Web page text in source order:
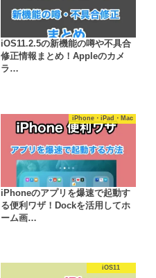
iOS11.2.5の新機能の噂や不具合
修正情報まとめ！Appleのカメ
ラ…
iPhone・iPad・Mac
iPhoneのアプリを爆速で起動す
る便利ワザ！Dockを活用してホ
ーム画…
iOS11